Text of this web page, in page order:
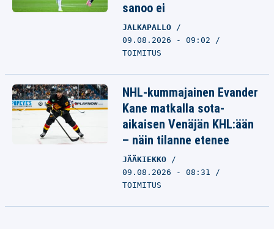
sanoo ei
JALKAPALLO
09.08.2026 - 09:02
TOIMITUS
NHL-kummajainen Evander
Kane matkalla sota-
aikaisen Venäjän KHL:ään
– näin tilanne etenee
JÄÄKIEKKO
09.08.2026 - 08:31
TOIMITUS